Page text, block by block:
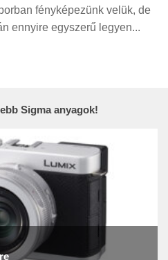
fényképezünk velük, de
ennyire egyszerű legyen...
Sigma anyagok!